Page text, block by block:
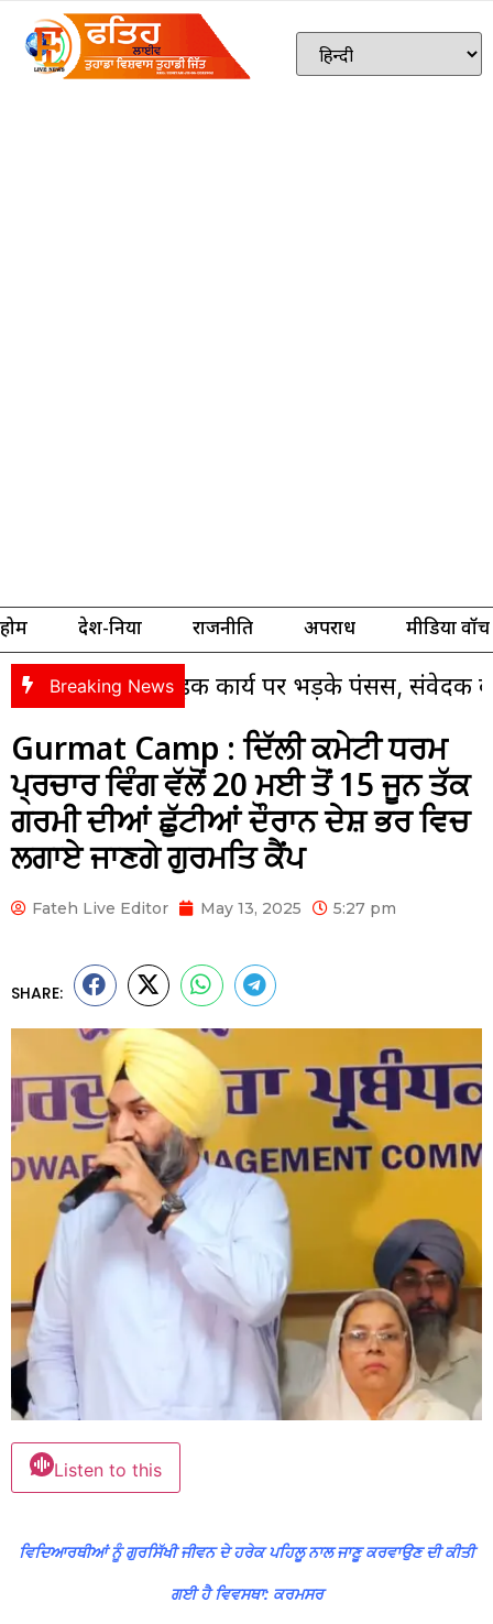
होम देश-दुनिया राजनीति अपराध मीडिया वॉच
Breaking News
सड़क कार्य पर भड़के पंसस, संवेदक को
Gurmat Camp : ਦਿੱਲੀ ਕਮੇਟੀ ਧਰਮ
ਪ੍ਰਚਾਰ ਵਿੰਗ ਵੱਲੋਂ 20 ਮਈ ਤੋਂ 15 ਜੂਨ ਤੱਕ
ਗਰਮੀ ਦੀਆਂ ਛੁੱਟੀਆਂ ਦੌਰਾਨ ਦੇਸ਼ ਭਰ ਵਿਚ
ਲਗਾਏ ਜਾਣਗੇ ਗੁਰਮਤਿ ਕੈਂਪ
Fateh Live Editor May 13, 2025 5:27 pm
SHARE:
Listen to this
ਵਿਦਿਆਰਥੀਆਂ ਨੂੰ ਗੁਰਸਿੱਖੀ ਜੀਵਨ ਦੇ ਹਰੇਕ ਪਹਿਲੂ ਨਾਲ ਜਾਣੂ ਕਰਵਾਉਣ ਦੀ ਕੀਤੀ
ਗਈ ਹੈ ਵਿਵਸਥਾ: ਕਰਮਸਰ